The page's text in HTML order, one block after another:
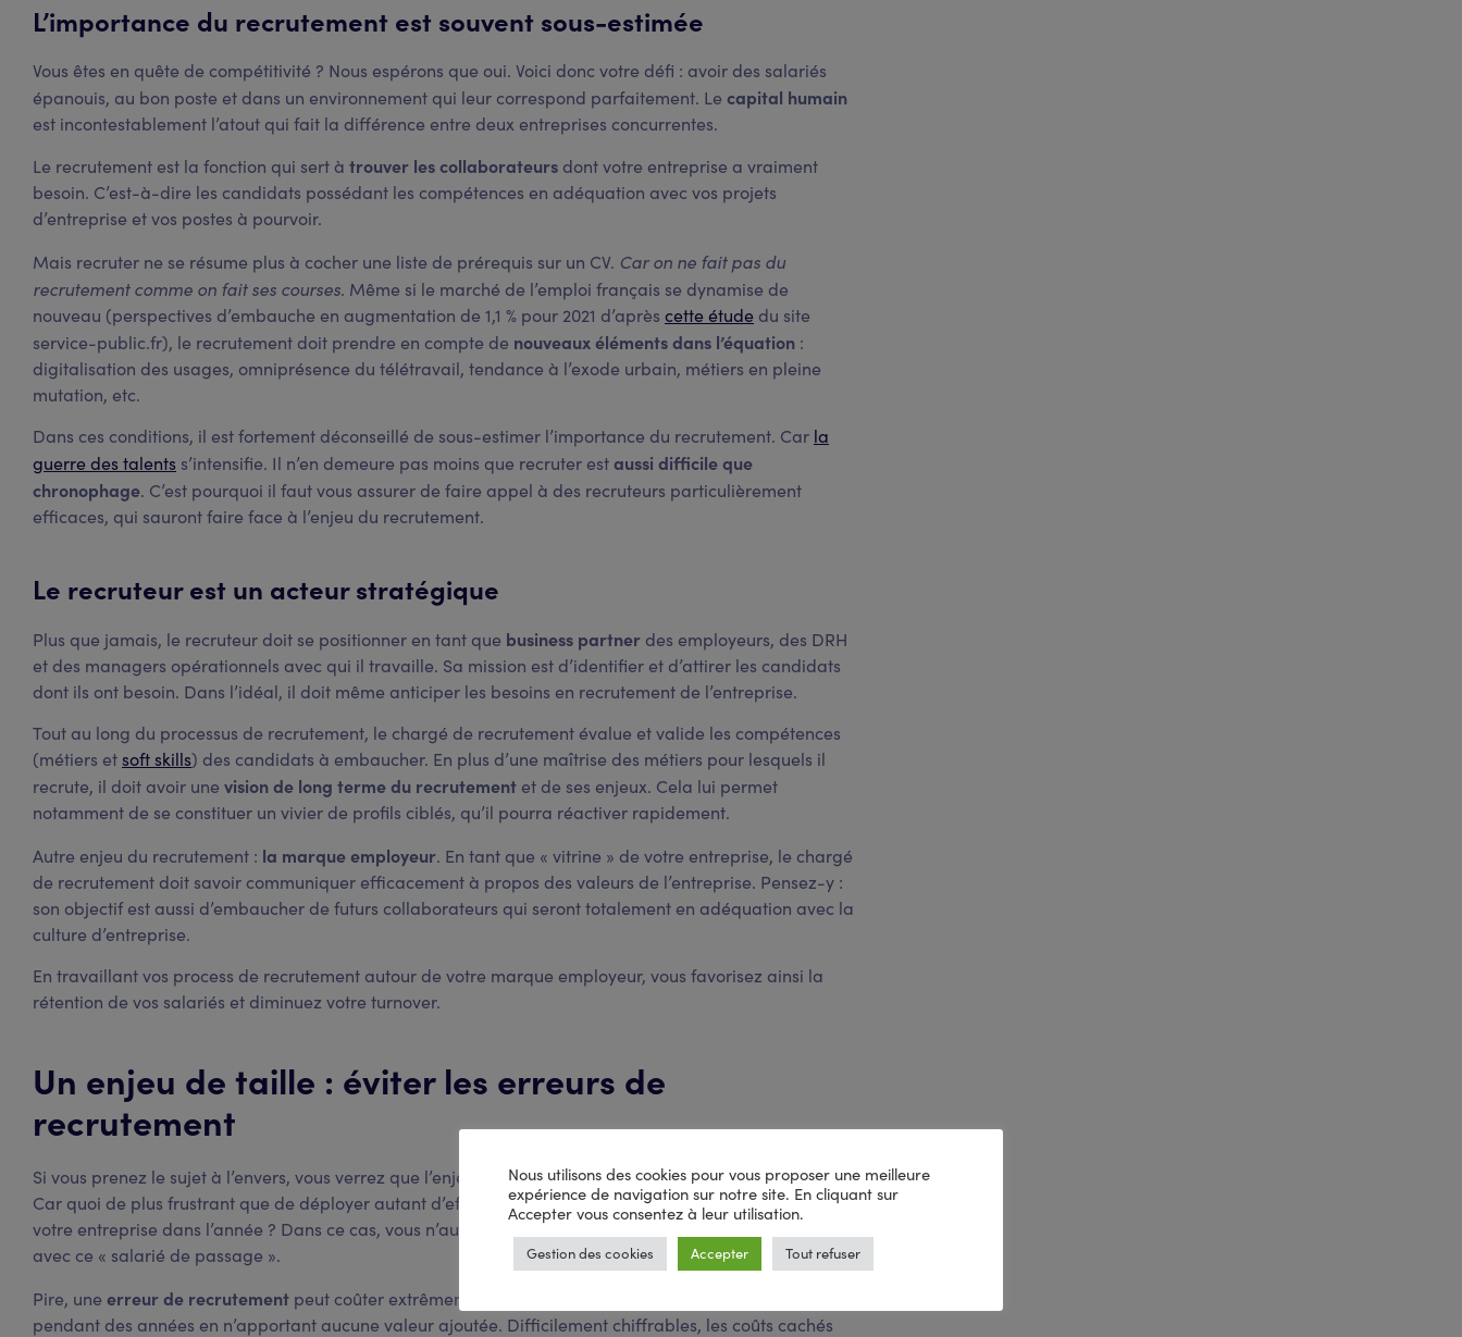
L’importance du recrutement est souvent sous-estimée
Vous êtes en quête de compétitivité ? Nous espérons que oui. Voici donc votre défi : avoir des salariés
épanouis, au bon poste et dans un environnement qui leur correspond parfaitement. Le capital humain
est incontestablement l’atout qui fait la différence entre deux entreprises concurrentes.
Le recrutement est la fonction qui sert à trouver les collaborateurs dont votre entreprise a vraiment
besoin. C’est-à-dire les candidats possédant les compétences en adéquation avec vos projets
d’entreprise et vos postes à pourvoir.
Mais recruter ne se résume plus à cocher une liste de prérequis sur un CV. Car on ne fait pas du
recrutement comme on fait ses courses. Même si le marché de l’emploi français se dynamise de
nouveau (perspectives d’embauche en augmentation de 1,1 % pour 2021 d’après cette étude du site
service-public.fr), le recrutement doit prendre en compte de nouveaux éléments dans l’équation :
digitalisation des usages, omniprésence du télétravail, tendance à l’exode urbain, métiers en pleine
mutation, etc.
Dans ces conditions, il est fortement déconseillé de sous-estimer l’importance du recrutement. Car la
guerre des talents s’intensifie. Il n’en demeure pas moins que recruter estaussi difficile que
chronophage. C’est pourquoi il faut vous assurer de faire appel à des recruteurs particulièrement
efficaces, qui sauront faire face à l’enjeu du recrutement.
Le recruteur est un acteur stratégique
Plus que jamais, le recruteur doit se positionner en tant que business partner des employeurs, des DRH
et des managers opérationnels avec qui il travaille. Sa mission est d’identifier et d’attirer les candidats
dont ils ont besoin. Dans l’idéal, il doit même anticiper les besoins en recrutement de l’entreprise.
Tout au long du processus de recrutement, le chargé de recrutement évalue et valide les compétences
(métiers et soft skills) des candidats à embaucher. En plus d’une maîtrise des métiers pour lesquels il
recrute, il doit avoir une vision de long terme du recrutement et de ses enjeux. Cela lui permet
notamment de se constituer un vivier de profils ciblés, qu’il pourra réactiver rapidement.
Autre enjeu du recrutement : la marque employeur. En tant que « vitrine » de votre entreprise, le chargé
de recrutement doit savoir communiquer efficacement à propos des valeurs de l’entreprise. Pensez-y :
son objectif est aussi d’embaucher de futurs collaborateurs qui seront totalement en adéquation avec la
culture d’entreprise.
En travaillant vos process de recrutement autour de votre marque employeur, vous favorisez ainsi la
rétention de vos salariés et diminuez votre turnover.
Un enjeu de taille : éviter les erreurs de
recrutement
Si vous prenez le sujet à l’envers, vous verrez que l’enjeu du recrutement est d’éviter l’erreur de casting.
Car quoi de plus frustrant que de déployer autant d’efforts pour recruter une personne si elle quitte
votre entreprise dans l’année ? Dans ce cas, vous n’aurez pas eu le retour sur investissement escompté
avec ce « salarié de passage ».
Pire, une erreur de recrutement peut coûter extrêmement cher à votre entreprise si la personne reste
pendant des années en n’apportant aucune valeur ajoutée. Difficilement chiffrables, les coûts cachés
Nous utilisons des cookies pour vous proposer une meilleure
expérience de navigation sur notre site. En cliquant sur
Accepter vous consentez à leur utilisation.
Gestion des cookies Accepter Tout refuser